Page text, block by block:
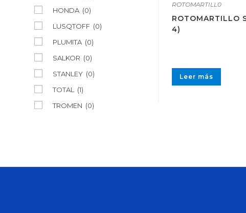
ROTOMARTILL0
ROTOMARTILLO
4)
Leer más
HONDA (0)
LUSQTOFF (0)
PLUMITA (0)
SALKOR (0)
STANLEY (0)
TOTAL
(1)
TROMEN (0)